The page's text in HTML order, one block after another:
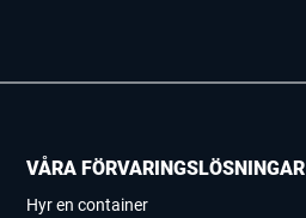
VÅRA FÖRVARINGSLÖSNINGAR
Hyr en container